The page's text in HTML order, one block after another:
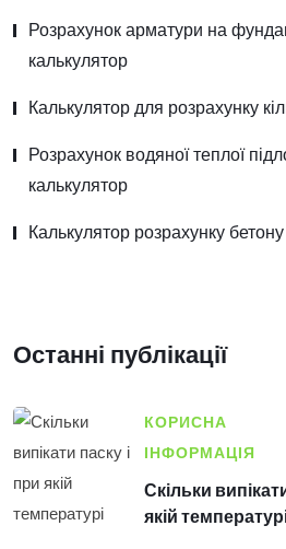
Розрахунок арматури на
калькулятор
Калькулятор для розрахунку
Розрахунок водяної теплої
калькулятор
Калькулятор розрахунку бетону
Останні публікації
КОРИСНА
ІНФОРМАЦІЯ
Скільки
якій